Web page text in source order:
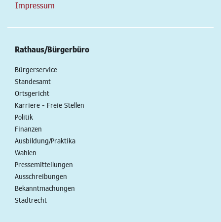
Impressum
Rathaus/Bürgerbüro
Bürgerservice
Standesamt
Ortsgericht
Karriere - Freie Stellen
Politik
Finanzen
Ausbildung/Praktika
Wahlen
Pressemitteilungen
Ausschreibungen
Bekanntmachungen
Stadtrecht